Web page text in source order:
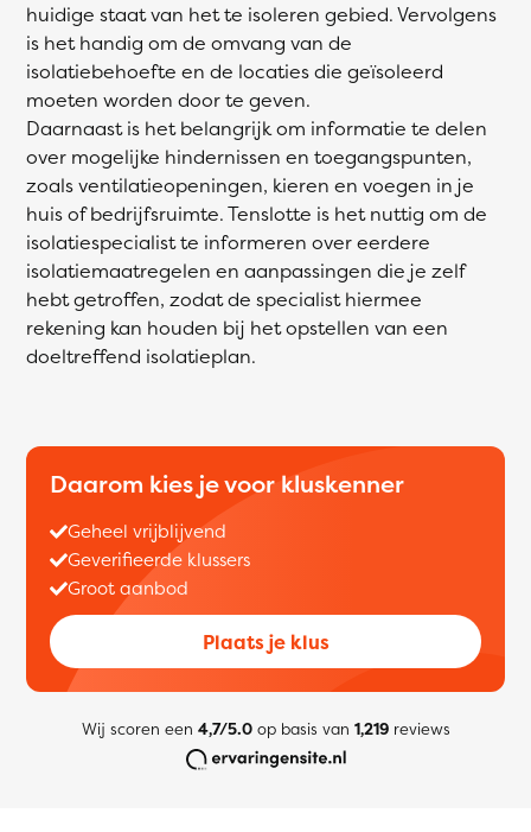
huidige staat van het te isoleren gebied. Vervolgens
is het handig om de omvang van de
isolatiebehoefte en de locaties die geïsoleerd
moeten worden door te geven.
Daarnaast is het belangrijk om informatie te delen
over mogelijke hindernissen en toegangspunten,
zoals ventilatieopeningen, kieren en voegen in je
huis of bedrijfsruimte. Tenslotte is het nuttig om de
isolatiespecialist te informeren over eerdere
isolatiemaatregelen en aanpassingen die je zelf
hebt getroffen, zodat de specialist hiermee
rekening kan houden bij het opstellen van een
doeltreffend isolatieplan.
Daarom kies je voor kluskenner
Geheel vrijblijvend
Geverifieerde klussers
Groot aanbod
Plaats je klus
Wij scoren een 4,7/5.0op basis van 1,219reviews